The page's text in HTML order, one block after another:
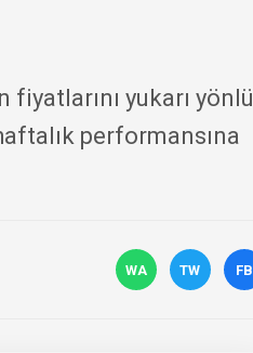
yukarı yönlü
performansına
WA TW FB